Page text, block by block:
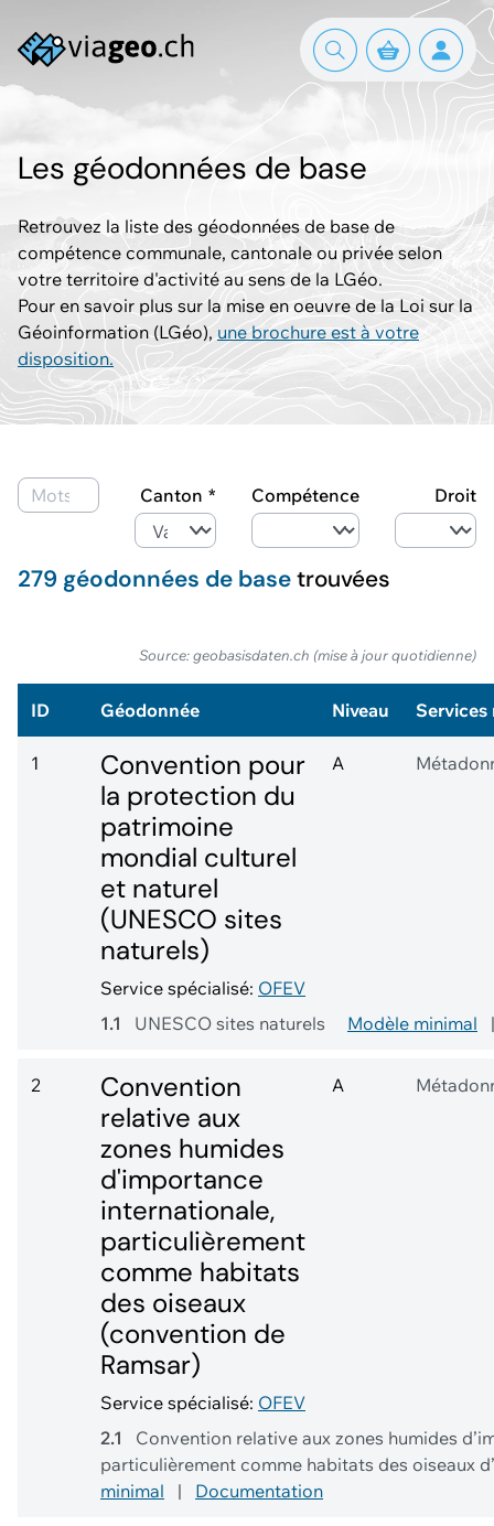
Les géodonnées de base
Retrouvez la liste des géodonnées de base de
compétence communale, cantonale ou privée selon
votre territoire d'activité au sens de la LGéo.
Pour en savoir plus sur la mise en oeuvre de la Loi sur la
Géoinformation (LGéo), une brochure est à votre
disposition.
Mots-clés ou IDCanton Compétence Droit
279 géodonnées de basetrouvées
Source: geobasisdaten.ch (mise à jour quotidienne)
ID Géodonnée Niveau Services
1
Convention pour
la protection du
patrimoine
mondial culturel
et naturel
(UNESCO sites
naturels)
Service spécialisé: OFEV
A
1.1 UNESCO sites naturels Modèle minimal
2
Convention
relative aux
zones humides
d'importance
internationale,
particulièrement
comme habitats
des oiseaux
(convention de
Ramsar)
Service spécialisé: OFEV
A
2.1
Convention relative aux zones humides
particulièrement comme habitats des oiseaux
minimal
| Documentation